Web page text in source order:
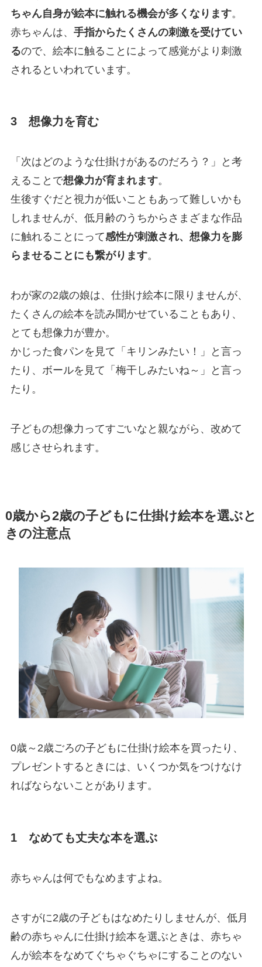
ちゃん自身が絵本に触れる機会が多くなります。
赤ちゃんは、 手指からたくさんの刺激を受けてい
るので、絵本に触ることによって感覚がより刺激
されるといわれています。
3 想像力を育む
「次はどのような仕掛けがあるのだろう？」と考
えることで想像力が育まれます。
生後すぐだと視力が低いこともあって難しいかも
しれませんが、低月齢のうちからさまざまな作品
に触れることにって感性が刺激され、想像力を膨
らませることにも繋がります。
わが家の2歳の娘は、仕掛け絵本に限りませんが、
たくさんの絵本を読み聞かせていることもあり、
とても想像力が豊か。
かじった食パンを見て「キリンみたい！」と言っ
たり、ボールを見て「梅干しみたいね～」と言っ
たり。
子どもの想像力ってすごいなと親ながら、改めて
感じさせられます。
0歳から2歳の子どもに仕掛け絵本を選ぶと
きの注意点
0歳～2歳ごろの子どもに仕掛け絵本を買ったり、
プレゼントするときには、いくつか気をつけなけ
ればならないことがあります。
1 なめても丈夫な本を選ぶ
赤ちゃんは何でもなめますよね。
さすがに2歳の子どもはなめたりしませんが、低月
齢の赤ちゃんに仕掛け絵本を選ぶときは、赤ちゃ
んが絵本をなめてぐちゃぐちゃにすることのない